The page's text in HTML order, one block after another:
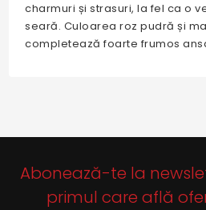
charmuri și strasuri, la fel ca o
seară. Culoarea roz pudră și
completează foarte frumos
Abonează-te la
primul care află